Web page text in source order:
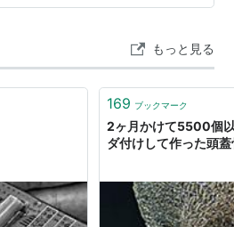
線ガイド養生テープ付け
pic.twitter.com/JR…もっと見る
169 ブックマーク
2ヶ月かけて5500個
ダ付けして作った頭